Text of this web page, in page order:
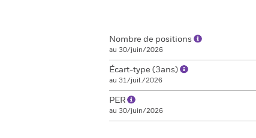
Nombre de positions
au 30/juin/2026
Écart-type (3ans)
au 31/juil./2026
PER
au 30/juin/2026